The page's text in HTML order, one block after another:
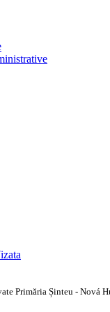
Primăria Șinteu - Nová